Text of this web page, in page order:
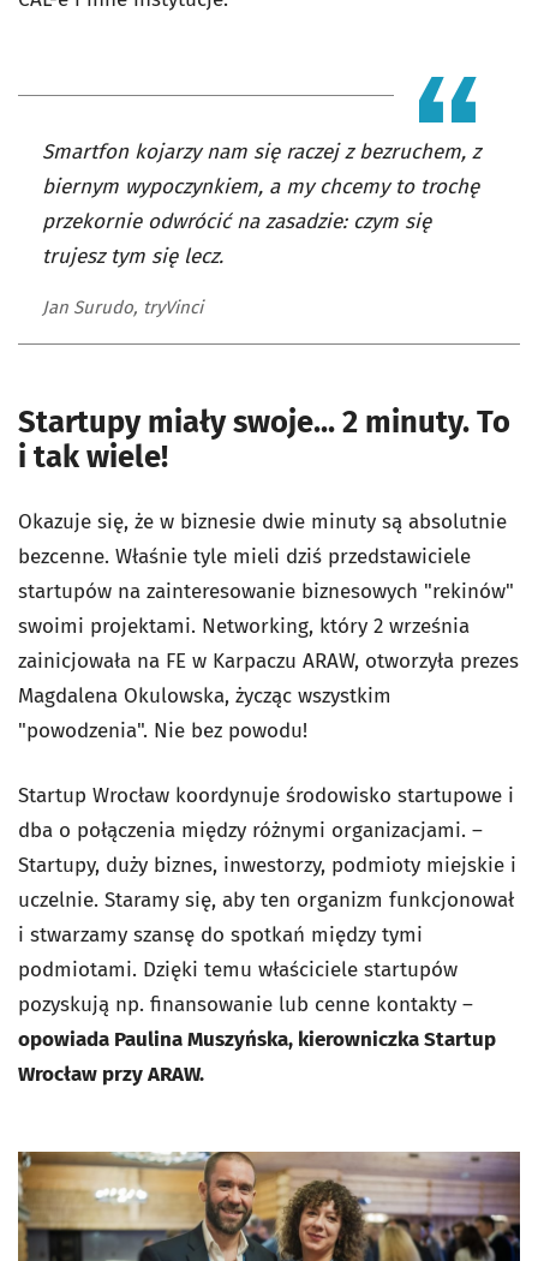
Smartfon kojarzy nam się raczej z bezruchem, z
biernym wypoczynkiem, a my chcemy to trochę
przekornie odwrócić na zasadzie: czym się
trujesz tym się lecz.
Jan Surudo, tryVinci
Startupy miały swoje... 2 minuty. To
i tak wiele!
Okazuje się, że w biznesie dwie minuty są absolutnie
bezcenne. Właśnie tyle mieli dziś przedstawiciele
startupów na zainteresowanie biznesowych "rekinów"
swoimi projektami. Networking, który 2 września
zainicjowała na FE w Karpaczu ARAW, otworzyła prezes
Magdalena Okulowska, życząc wszystkim
"powodzenia". Nie bez powodu!
Startup Wrocław koordynuje środowisko startupowe i
dba o połączenia między różnymi organizacjami. –
Startupy, duży biznes, inwestorzy, podmioty miejskie i
uczelnie. Staramy się, aby ten organizm funkcjonował
i stwarzamy szansę do spotkań między tymi
podmiotami. Dzięki temu właściciele startupów
pozyskują np. finansowanie lub cenne kontakty –
opowiada Paulina Muszyńska, kierowniczka Startup
Wrocław przy ARAW.